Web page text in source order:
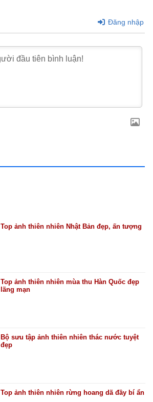
Đăng nhập
Top ảnh thiên nhiên Nhật Bản đẹp, ấn tượng
Top ảnh thiên nhiên mùa thu Hàn Quốc đẹp
lãng mạn
Bộ sưu tập ảnh thiên nhiên thác nước tuyệt
đẹp
Top ảnh thiên nhiên rừng hoang dã đầy bí ẩn